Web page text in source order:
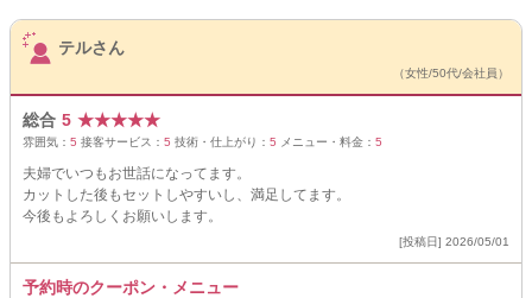
サロンPick Up
テルさん
（女性/50代/会社員）
総合 5 ★★★★★
雰囲気： 5 接客サービス： 5 技術・仕上がり： 5 メニュー・料金： 5
夫婦でいつもお世話になってます。
カットした後もセットしやすいし、満足してます。
今後もよろしくお願いします。
[投稿日] 2026/05/01
予約時のクーポン・メニュー